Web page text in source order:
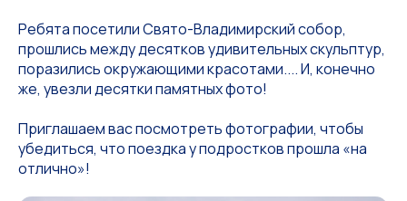
Ребята посетили Свято-Владимирский собор,
прошлись между десятков удивительных скульптур,
поразились окружающими красотами.... И, конечно
же, увезли десятки памятных фото!
Приглашаем вас посмотреть фотографии, чтобы
убедиться, что поездка у подростков прошла «на
отлично»!